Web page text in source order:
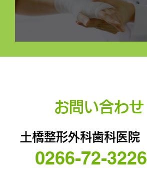
お問い合わせ
土橋整形外科歯科医院
0266-72-3226